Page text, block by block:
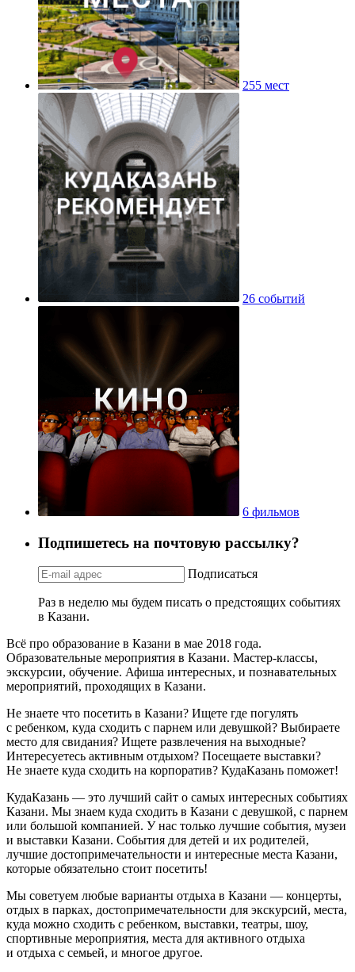
255 мест
26 событий
6 фильмов
Подпишетесь на почтовую рассылку?
Подписаться
Раз в неделю мы будем писать о предстоящих событиях
в Казани.
Всё про образование в Казани в мае 2018 года.
Образовательные мероприятия в Казани. Мастер-классы,
экскурсии, обучение. Афиша интересных, и познавательных
мероприятий, проходящих в Казани.
Не знаете что посетить в Казани? Ищете где погулять
с ребенком, куда сходить с парнем или девушкой? Выбираете
место для свидания? Ищете развлечения на выходные?
Интересуетесь активным отдыхом? Посещаете выставки?
Не знаете куда сходить на корпоратив? КудаКазань поможет!
КудаКазань — это лучший сайт о самых интересных событиях
Казани. Мы знаем куда сходить в Казани с девушкой, с парнем
или большой компанией. У нас только лучшие события, музеи
и выставки Казани. События для детей и их родителей,
лучшие достопримечательности и интересные места Казани,
которые обязательно стоит посетить!
Мы советуем любые варианты отдыха в Казани — концерты,
отдых в парках, достопримечательности для экскурсий, места,
куда можно сходить с ребенком, выставки, театры, шоу,
спортивные мероприятия, места для активного отдыха
и отдыха с семьей, и многое другое.